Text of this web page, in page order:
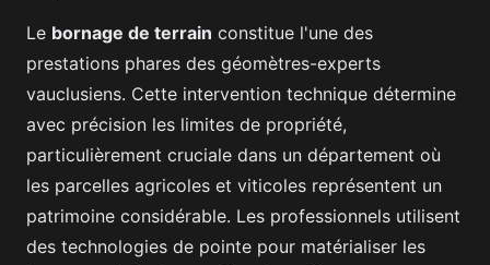
Le bornage de terrain constitue l'une des
prestations phares des géomètres-experts
vauclusiens. Cette intervention technique détermine
avec précision les limites de propriété,
particulièrement cruciale dans un département où
les parcelles agricoles et viticoles représentent un
patrimoine considérable. Les professionnels utilisent
des technologies de pointe pour matérialiser les